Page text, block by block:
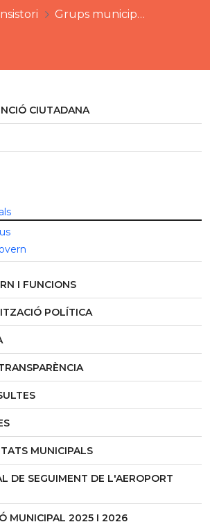
Grups municipals
CIUTADANA
I FUNCIONS
POLÍTICA
MUNICIPALS
DE SEGUIMENT DE L'AEROPORT
MUNICIPAL 2025 I 2026